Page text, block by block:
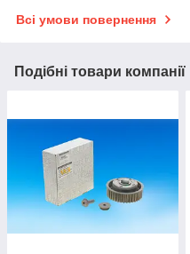
Всі умови повернення
Подібні товари компанії